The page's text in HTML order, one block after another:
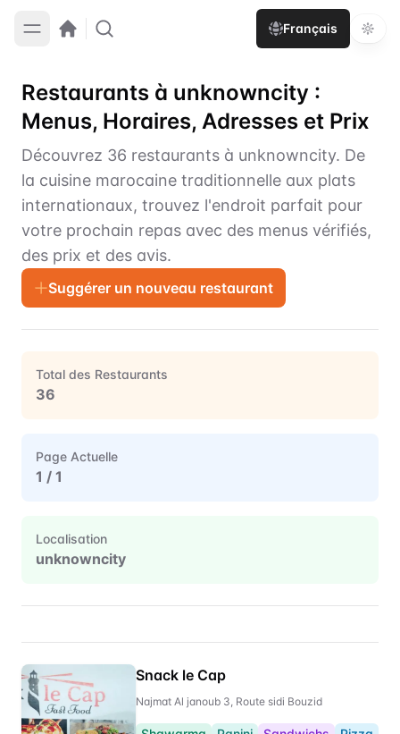
Français
Restaurants à unknowncity :
Menus, Horaires, Adresses et Prix
Découvrez 36 restaurants à unknowncity. De
la cuisine marocaine traditionnelle aux plats
internationaux, trouvez l'endroit parfait pour
votre prochain repas avec des menus vérifiés,
des prix et des avis.
Suggérer un nouveau restaurant
Total des Restaurants
36
Page Actuelle
1 / 1
Localisation
unknowncity
Snack le Cap
Najmat Al janoub 3, Route sidi Bouzid